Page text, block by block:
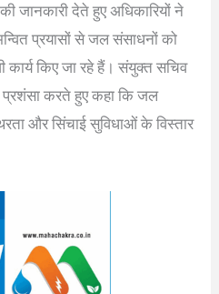
जानकारी देते हुए अधिकारियों ने
प्रयासों से जल संसाधनों को
कार्य किए जा रहे हैं। संयुक्त सचिव
प्रशंसा करते हुए कहा कि जल
और सिंचाई सुविधाओं के विस्तार